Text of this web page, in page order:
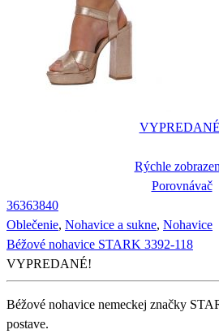
Rýchle
Porovnávač
36363840
Oblečenie, Nohavice a sukne, Nohavice
Béžové nohavice STARK 3392-118
VYPREDANÉ!
Béžové nohavice nemeckej značky
postave.